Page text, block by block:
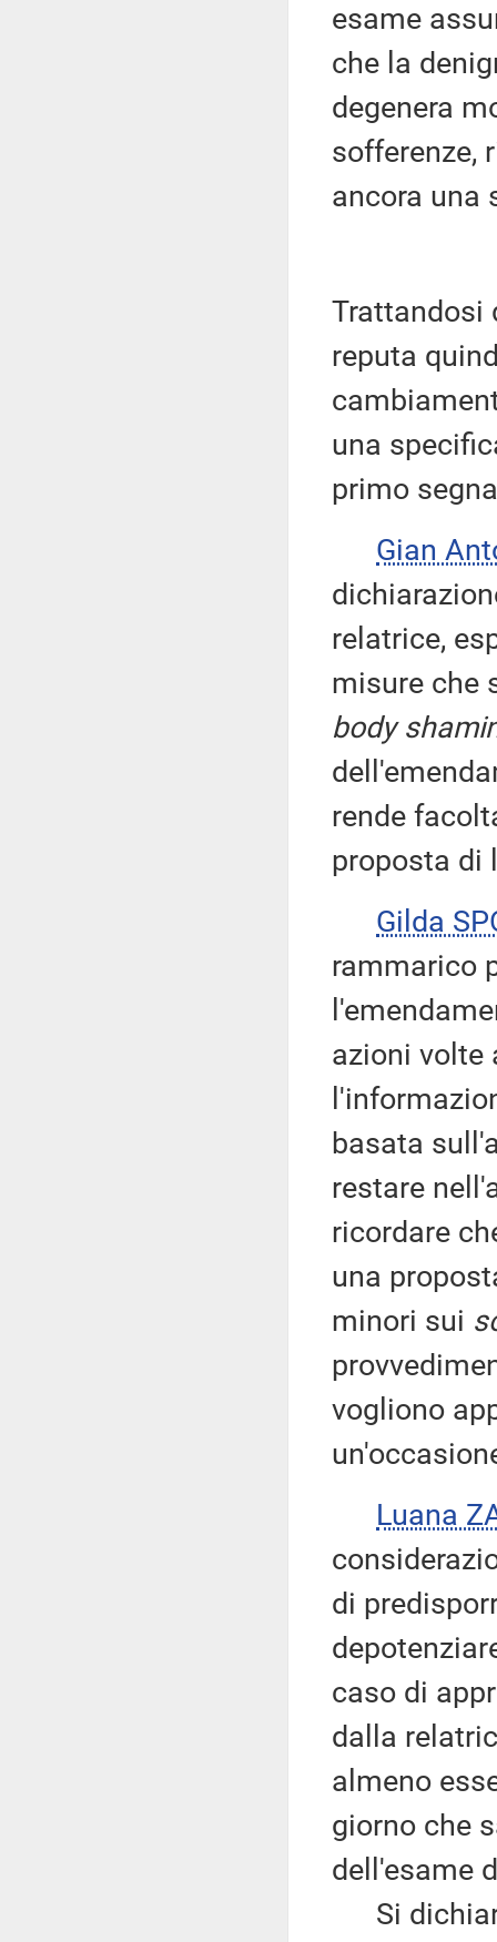
esame
che la
degenera
sofferenze,
ancora una
Trattandosi
reputa
una
primo
Gian
relatrice,
misure che
body
rende
proposta di
Gilda
rammarico
azioni volte
basata
restare
ricordare
una
minori sui
vogliono
Luana
di
caso di
dalla
almeno
giorno che
dell'esame
Si